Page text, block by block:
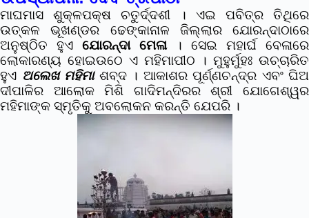
ମାଘମାସ ଶୁକ୍ଳପକ୍ଷ ଚତୁର୍ଦ୍ଦଶୀ । ଏଇ ପବିତ୍ର ତିଥିରେ
ଉତ୍କଳ ଭୂଖଣ୍ଡର ଢେଙ୍କାନାଳ ଜିଲ୍ଲାର ଯୋରନ୍ଦାଠାରେ
ଅନୁଷ୍ଠିତ ହୁଏ ଯୋରନ୍ଦା ମେଳା। ସେଇ ମହାର୍ଘ ବେଳାରେ
ଲୋକାରଣ୍ୟ ହୋଇଉଠେ ଏ ମହିମାପୀଠ । ମୁହୁର୍ମୁହଃ ଉଚ୍ଚାରିତ
ହୁଏ ଅଲେଖ ମହିମାଶବ୍ଦ । ଆକାଶର ପୂର୍ଣ୍ଣଚନ୍ଦ୍ର ଏବଂ ଘିଅ
ଦୀପାଳିର ଆଲୋକ ମିଶି ଗାଦିମନ୍ଦିରର ଶ୍ରୀ ଯୋଗେଶ୍ୱର
ମହିମାଙ୍କ ସ୍ମୃତିକୁ ଅବଲୋକନ କରନ୍ତି ଯେପରି ।